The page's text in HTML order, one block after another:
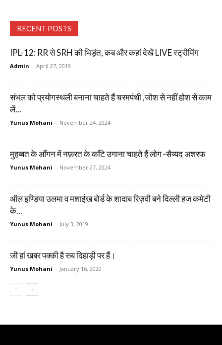
RECENT POSTS
IPL-12: RR से SRH की भिड़ंत, कब और कहां देखें LIVE स्ट्रीमिंग
Admin - April 27, 2019
संभल को प्रयोगस्थली बनाना चाहते हैं चरमपंथी ,जोश से नहीं होश से काम
लें...
Yunus Mohani - November 24, 2024
मुहब्बत के आँगन में नफ़रत के काँटे उगाना चाहते हैं लोग -सैय्यद अशरफ
Yunus Mohani - November 27, 2024
ऑल इण्डिया उलमा व मशाईख बोर्ड के शादाब रिज़वी बने दिल्ली हज कमेटी
के...
Yunus Mohani - July 3, 2019
जी हां खबर पक्की है सब दिहाड़ी पर हैं।
Yunus Mohani - January 16, 2020